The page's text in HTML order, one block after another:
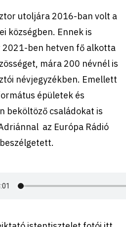
utoljára 2016-ban volt a
községben. Ennek is
2021-ben hetven fő alkotta
mára 200 névnél is
névjegyzékben. Emellett
épületek és
beköltöző családokat is
az Európa Rádió